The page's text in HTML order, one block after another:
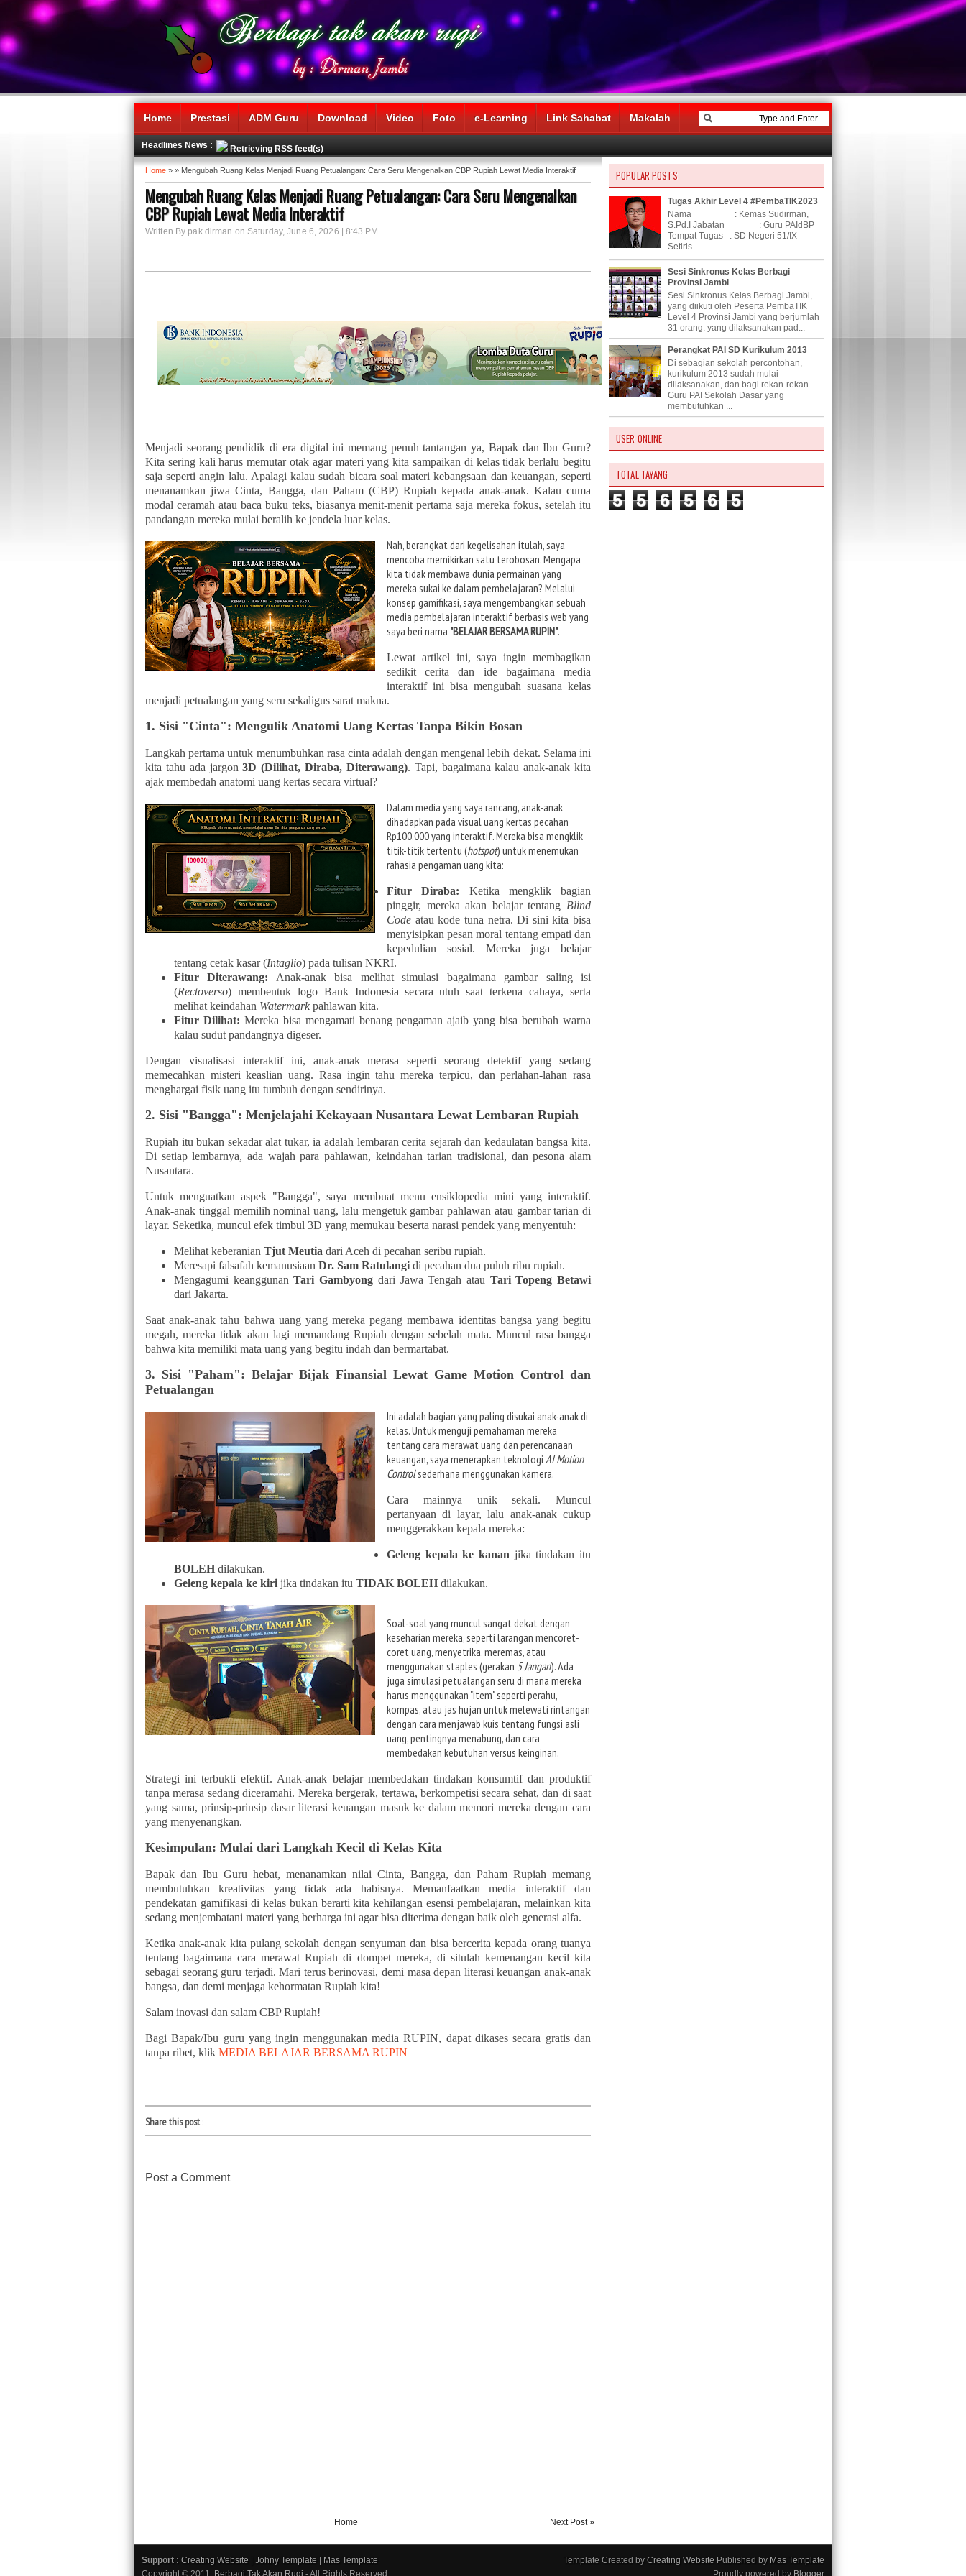
Home Prestasi ADM Guru Download Video Foto e-Learning Link Sahabat Makalah
Headlines News : Retrieving RSS feed(s)
Home » » Mengubah Ruang Kelas Menjadi Ruang Petualangan: Cara Seru Mengenalkan CBP Rupiah Lewat Media Interaktif
Mengubah Ruang Kelas Menjadi Ruang Petualangan: Cara Seru Mengenalkan
CBP Rupiah Lewat Media Interaktif
Written By pak dirman on Saturday, June 6, 2026 | 8:43 PM
Menjadi seorang pendidik di era digital ini memang penuh tantangan ya, Bapak dan Ibu Guru?
Kita sering kali harus memutar otak agar materi yang kita sampaikan di kelas tidak berlalu begitu
saja seperti angin lalu. Apalagi kalau sudah bicara soal materi kebangsaan dan keuangan, seperti
menanamkan jiwa Cinta, Bangga, dan Paham (CBP) Rupiah kepada anak-anak. Kalau cuma
modal ceramah atau baca buku teks, biasanya menit-menit pertama saja mereka fokus, setelah itu
pandangan mereka mulai beralih ke jendela luar kelas.
Nah, berangkat dari kegelisahan itulah, saya
mencoba memikirkan satu terobosan. Mengapa
kita tidak membawa dunia permainan yang
mereka sukai ke dalam pembelajaran? Melalui
konsep gamifikasi, saya mengembangkan sebuah
media pembelajaran interaktif berbasis web yang
saya beri nama "BELAJAR BERSAMA RUPIN".
Lewat artikel ini, saya ingin membagikan
sedikit cerita dan ide bagaimana media
interaktif ini bisa mengubah suasana kelas
menjadi petualangan yang seru sekaligus sarat makna.
1. Sisi "Cinta": Mengulik Anatomi Uang Kertas Tanpa Bikin Bosan
Langkah pertama untuk menumbuhkan rasa cinta adalah dengan mengenal lebih dekat. Selama ini
kita tahu ada jargon3D (Dilihat, Diraba, Diterawang). Tapi, bagaimana kalau anak-anak kita
ajak membedah anatomi uang kertas secara virtual?
Dalam media yang saya rancang, anak-anak
dihadapkan pada visual uang kertas pecahan
Rp100.000 yang interaktif. Mereka bisa mengklik
titik-titik tertentu (hotspot) untuk menemukan
rahasia pengaman uang kita:
Fitur Diraba: Ketika mengklik bagian
pinggir, mereka akan belajar tentang Blind
Code atau kode tuna netra. Di sini kita bisa
menyisipkan pesan moral tentang empati dan
kepedulian sosial. Mereka juga belajar
tentang cetak kasar (Intaglio) pada tulisan NKRI.
Fitur Diterawang: Anak-anak bisa melihat simulasi bagaimana gambar saling isi
(Rectoverso) membentuk logo Bank Indonesia secara utuh saat terkena cahaya, serta
melihat keindahan Watermark pahlawan kita.
Fitur Dilihat: Mereka bisa mengamati benang pengaman ajaib yang bisa berubah warna
kalau sudut pandangnya digeser.
Dengan visualisasi interaktif ini, anak-anak merasa seperti seorang detektif yang sedang
memecahkan misteri keaslian uang. Rasa ingin tahu mereka terpicu, dan perlahan-lahan rasa
menghargai fisik uang itu tumbuh dengan sendirinya.
2. Sisi "Bangga": Menjelajahi Kekayaan Nusantara Lewat Lembaran Rupiah
Rupiah itu bukan sekadar alat tukar, ia adalah lembaran cerita sejarah dan kedaulatan bangsa kita.
Di setiap lembarnya, ada wajah para pahlawan, keindahan tarian tradisional, dan pesona alam
Nusantara.
Untuk menguatkan aspek "Bangga", saya membuat menu ensiklopedia mini yang interaktif.
Anak-anak tinggal memilih nominal uang, lalu mengetuk gambar pahlawan atau gambar tarian di
layar. Seketika, muncul efek timbul 3D yang memukau beserta narasi pendek yang menyentuh:
Melihat keberanian Tjut Meutia dari Aceh di pecahan seribu rupiah.
Meresapi falsafah kemanusiaan Dr. Sam Ratulangi di pecahan dua puluh ribu rupiah.
Mengagumi keanggunanTari Gambyong dari Jawa Tengah atau Tari Topeng Betawi
dari Jakarta.
Saat anak-anak tahu bahwa uang yang mereka pegang membawa identitas bangsa yang begitu
megah, mereka tidak akan lagi memandang Rupiah dengan sebelah mata. Muncul rasa bangga
bahwa kita memiliki mata uang yang begitu indah dan bermartabat.
3. Sisi "Paham": Belajar Bijak Finansial Lewat Game Motion Control dan
Petualangan
Ini adalah bagian yang paling disukai anak-anak di
kelas. Untuk menguji pemahaman mereka
tentang cara merawat uang dan perencanaan
keuangan, saya menerapkan teknologi AI Motion
Controlsederhana menggunakan kamera.
Cara mainnya unik sekali. Muncul
pertanyaan di layar, lalu anak-anak cukup
menggerakkan kepala mereka:
Geleng kepala ke kanan jika tindakan itu
BOLEH dilakukan.
Geleng kepala ke kiri jika tindakan itu TIDAK BOLEH dilakukan.
Soal-soal yang muncul sangat dekat dengan
keseharian mereka, seperti larangan mencoret-
coret uang, menyetrika, meremas, atau
menggunakan staples (gerakan 5 Jangan). Ada
juga simulasi petualangan seru di mana mereka
harus menggunakan "item" seperti perahu,
kompas, atau jas hujan untuk melewati rintangan
dengan cara menjawab kuis tentang fungsi asli
uang, pentingnya menabung, dan cara
membedakan kebutuhan versus keinginan.
Strategi ini terbukti efektif. Anak-anak belajar membedakan tindakan konsumtif dan produktif
tanpa merasa sedang diceramahi. Mereka bergerak, tertawa, berkompetisi secara sehat, dan di saat
yang sama, prinsip-prinsip dasar literasi keuangan masuk ke dalam memori mereka dengan cara
yang menyenangkan.
Kesimpulan: Mulai dari Langkah Kecil di Kelas Kita
Bapak dan Ibu Guru hebat, menanamkan nilai Cinta, Bangga, dan Paham Rupiah memang
membutuhkan kreativitas yang tidak ada habisnya. Memanfaatkan media interaktif dan
pendekatan gamifikasi di kelas bukan berarti kita kehilangan esensi pembelajaran, melainkan kita
sedang menjembatani materi yang berharga ini agar bisa diterima dengan baik oleh generasi alfa.
Ketika anak-anak kita pulang sekolah dengan senyuman dan bisa bercerita kepada orang tuanya
tentang bagaimana cara merawat Rupiah di dompet mereka, di situlah kemenangan kecil kita
sebagai seorang guru terjadi. Mari terus berinovasi, demi masa depan literasi keuangan anak-anak
bangsa, dan demi menjaga kehormatan Rupiah kita!
Salam inovasi dan salam CBP Rupiah!
Bagi Bapak/Ibu guru yang ingin menggunakan media RUPIN, dapat dikases secara gratis dan
tanpa ribet, klik MEDIA BELAJAR BERSAMA RUPIN
Share this post:
Post a Comment
Next Post »
Home
POPULAR POSTS
Tugas Akhir Level 4 #PembaTIK2023
Nama : Kemas Sudirman,
S.Pd.I Jabatan : Guru PAIdBP
Tempat Tugas : SD Negeri 51/IX
Setiris ...
Sesi Sinkronus Kelas Berbagi
Provinsi Jambi
Sesi Sinkronus Kelas Berbagi Jambi,
yang diikuti oleh Peserta PembaTIK
Level 4 Provinsi Jambi yang berjumlah
31 orang. yang dilaksanakan pad...
Perangkat PAI SD Kurikulum 2013
Di sebagian sekolah percontohan,
kurikulum 2013 sudah mulai
dilaksanakan, dan bagi rekan-rekan
Guru PAI Sekolah Dasar yang
membutuhkan ...
USER ONLINE
TOTAL TAYANG
5 5 6 5 6 5
Support : Creating Website | Johny Template | Mas Template
Copyright © 2011. Berbagi Tak Akan Rugi - All Rights Reserved
Template Created by Creating Website Published by Mas Template
Proudly powered by Blogger